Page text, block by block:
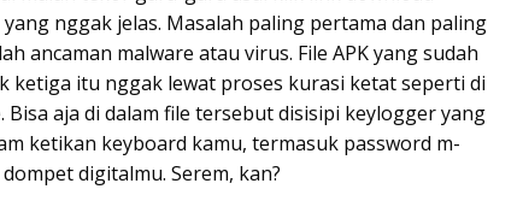
nggak jelas. Masalah paling pertama dan paling
ancaman malware atau virus. File APK yang sudah
ketiga itu nggak lewat proses kurasi ketat seperti di
Bisa aja di dalam file tersebut disisipi keylogger yang
ketikan keyboard kamu, termasuk password m-
digitalmu. Serem, kan?